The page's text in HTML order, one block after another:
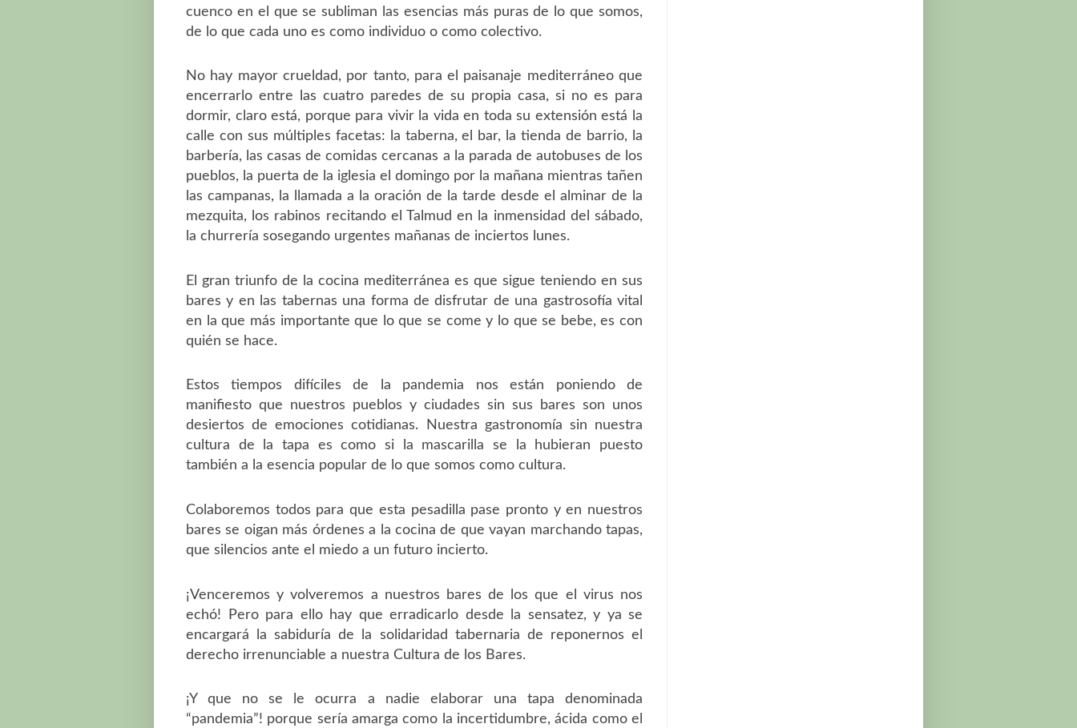
cuenco en el que se subliman las esencias más puras de lo que somos,
de lo que cada uno es como individuo o como colectivo.
No hay mayor crueldad, por tanto, para el paisanaje mediterráneo que
encerrarlo entre las cuatro paredes de su propia casa, si no es para
dormir, claro está, porque para vivir la vida en toda su extensión está la
calle con sus múltiples facetas: la taberna, el bar, la tienda de barrio, la
barbería, las casas de comidas cercanas a la parada de autobuses de los
pueblos, la puerta de la iglesia el domingo por la mañana mientras tañen
las campanas, la llamada a la oración de la tarde desde el alminar de la
mezquita, los rabinos recitando el Talmud en la inmensidad del sábado,
la churrería sosegando urgentes mañanas de inciertos lunes.
El gran triunfo de la cocina mediterránea es que sigue teniendo en sus
bares y en las tabernas una forma de disfrutar de una gastrosofía vital
en la que más importante que lo que se come y lo que se bebe, es con
quién se hace.
Estos tiempos difíciles de la pandemia nos están poniendo de
manifiesto que nuestros pueblos y ciudades sin sus bares son unos
desiertos de emociones cotidianas. Nuestra gastronomía sin nuestra
cultura de la tapa es como si la mascarilla se la hubieran puesto
también a la esencia popular de lo que somos como cultura.
Colaboremos todos para que esta pesadilla pase pronto y en nuestros
bares se oigan más órdenes a la cocina de que vayan marchando tapas,
que silencios ante el miedo a un futuro incierto.
¡Venceremos y volveremos a nuestros bares de los que el virus nos
echó! Pero para ello hay que erradicarlo desde la sensatez, y ya se
encargará la sabiduría de la solidaridad tabernaria de reponernos el
derecho irrenunciable a nuestra Cultura de los Bares.
¡Y que no se le ocurra a nadie elaborar una tapa denominada
“pandemia”! porque sería amarga como la incertidumbre, ácida como el